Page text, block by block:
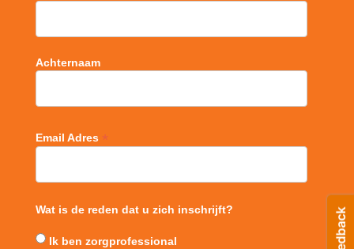
Achternaam
Email Adres *
Wat is de reden dat u zich inschrijft?
Ik ben zorgprofessional